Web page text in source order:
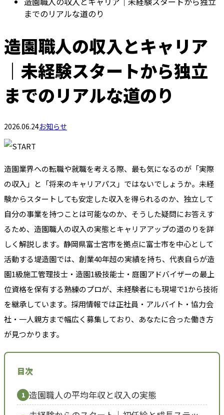
までのリアルな道のり
造園職人の収入とキャリア
｜未経験スタートから独立
までのリアルな道のり
2026.06.24お知らせ
造園業界への転職や就職を考える際、最も気になるのが「実際
の収入」と「将来のキャリアパス」ではないでしょうか。未経
験からスタートしても安定した収入を得られるのか、独立して
自分の事業を持つことは可能なのか、そうした疑問にお答えす
るため、造園職人の収入の実態とキャリアアップの道のりを詳
しく解説します。静岡県富士宮市を拠点に富士市を中心として
活動する堤造園では、創業40年超の実績を持ち、代表自らが造
園1級施工管理技士・造園1級技能士・庭園アドバイザーの最上
位資格を保有する熟練のプロが、未経験者にも現場で1から技術
を継承しています。採用情報では正社員・アルバイト・協力会
社・一人親方まで幅広く募集しており、あなたに合った働き方
が見つかります。
目次
1 造園職人の平均年収と収入の実態